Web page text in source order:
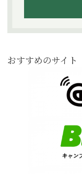
おすすめのサイト